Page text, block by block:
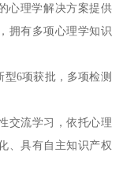
心理学解决方案提供
拥有多项心理学知识
型6项获批，多项检测
交流学习，依托心理
、具有自主知识产权